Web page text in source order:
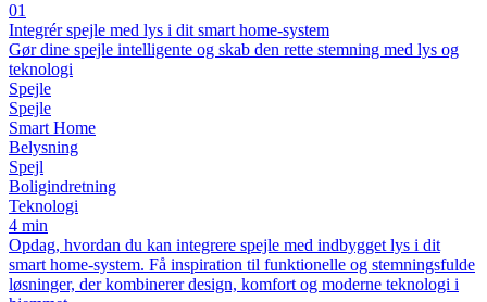
01
Integrér spejle med lys i dit smart home-system
Gør dine spejle intelligente og skab den rette stemning med lys og
teknologi
Spejle
Spejle
Smart Home
Belysning
Spejl
Boligindretning
Teknologi
4 min
Opdag, hvordan du kan integrere spejle med indbygget lys i dit
smart home-system. Få inspiration til funktionelle og stemningsfulde
løsninger, der kombinerer design, komfort og moderne teknologi i